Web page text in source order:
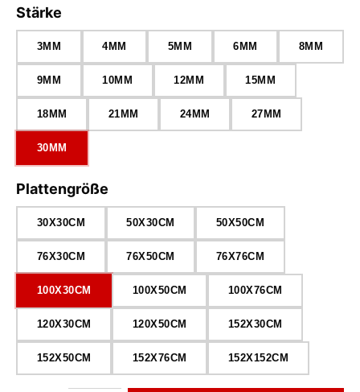
Stärke
3MM 4MM 5MM 6MM 8MM
9MM 10MM 12MM 15MM
18MM 21MM 24MM 27MM
30MM
Plattengröße
30X30CM 50X30CM 50X50CM
76X30CM 76X50CM 76X76CM
100X30CM 100X50CM 100X76CM
120X30CM 120X50CM 152X30CM
152X50CM 152X76CM 152X152CM